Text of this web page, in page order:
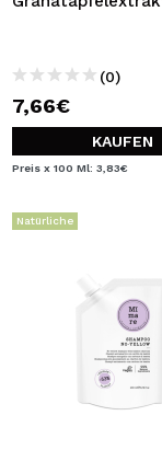
(0)
7,66€
KAUFEN
Preis x 100 Ml: 3,83€
Natürliche